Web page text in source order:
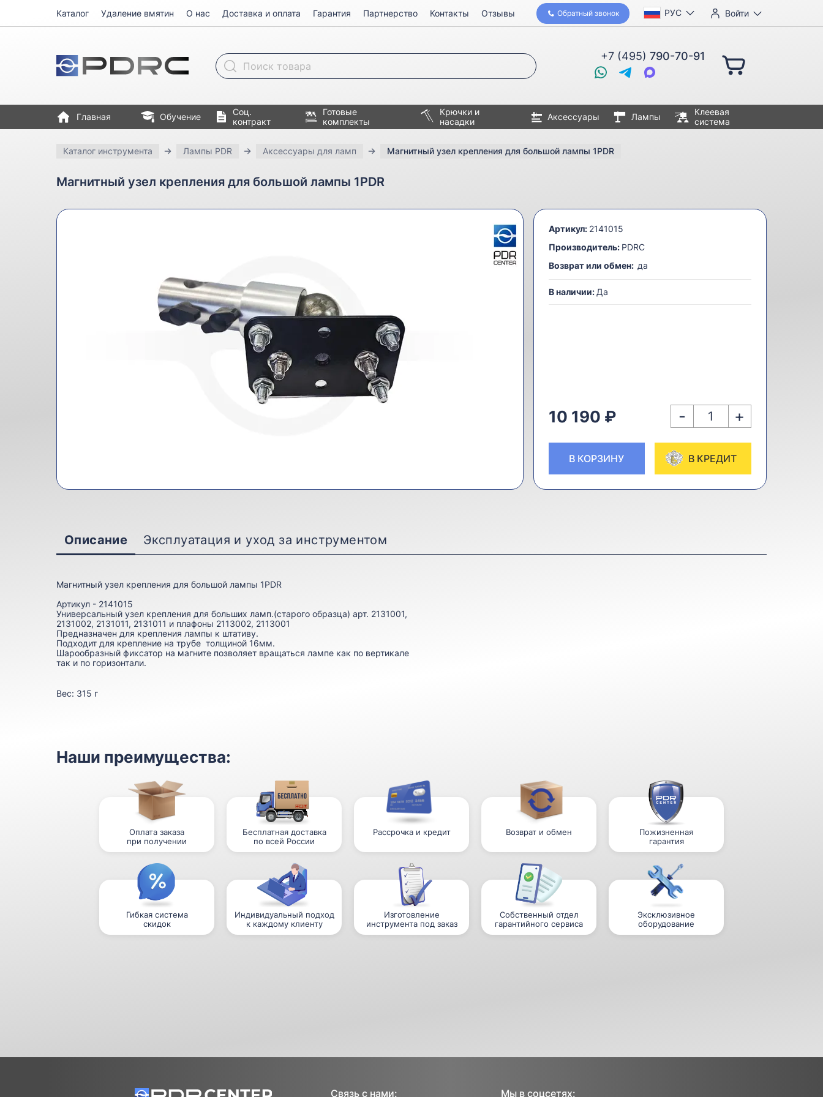
РУС Войти
Обратный звонок
+7 (495) 790-70-91
Поиск товара
Каталог Удаление вмятин О нас Доставка и оплата Гарантия Партнерство Контакты Отзывы
Главная Обучение
Соц.
контракт
Готовые
комплекты
Крючки и
насадки
Аксессуары Лампы
Клеевая
система
Каталог инструмента Лампы PDR Аксессуары для ламп Магнитный узел крепления для большой лампы 1PDR
Магнитный узел крепления для большой лампы 1PDR
Артикул: 2141015
Производитель: PDRC
Возврат или обмен: да
В наличии: Да
10 190 ₽ - +
В КОРЗИНУ В КРЕДИТ
Описание Эксплуатация и уход за инструментом
Магнитный узел крепления для большой лампы 1PDR
Артикул - 2141015
Универсальный узел крепления для больших ламп.(старого образца) арт. 2131001,
2131002, 2131011, 2131011 и плафоны 2113002, 2113001
Предназначен для крепления лампы к штативу.
Подходит для крепление на трубе толщиной 16мм.
Шарообразный фиксатор на магните позволяет вращаться лампе как по вертикале
так и по горизонтали.
Вес: 315 г
Наши преимущества:
Оплата заказа
при получении
Бесплатная доставка
по всей России
Рассрочка и кредит Возврат и обмен
Пожизненная
гарантия
Гибкая система
скидок
Индивидуальный подход
к каждому клиенту
Изготовление
инструмента под заказ
Собственный отдел
гарантийного сервиса
Эксклюзивное
оборудование
Связь с нами: Мы в соцсетях: